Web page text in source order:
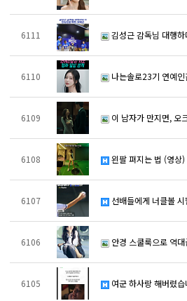
6111 김성근 감독님 대행
6110 나는솔로23기 연예
6109 이 남자가 만지면, 오
6108 왼팔 펴지는 법 (영상)
6107 선배들에게 너클볼
6106 안경 스쿨룩으로 역
6105 여군 하사랑 해버렸